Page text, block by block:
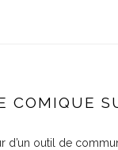
COMIQUE
d’un outil de